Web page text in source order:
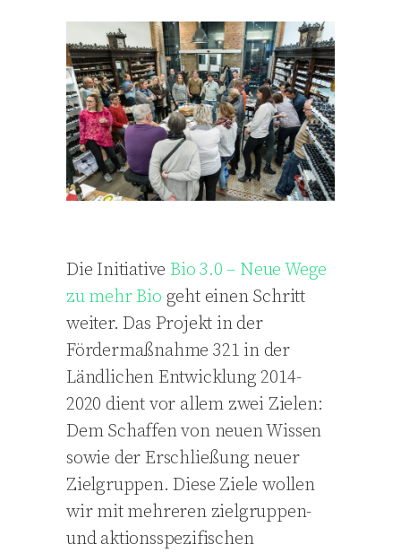
Die InitiativeBio 3.0 – Neue Wege
zu mehr Bio geht einen Schritt
weiter. Das Projekt in der
Fördermaßnahme 321 in der
Ländlichen Entwicklung 2014-
2020 dient vor allem zwei Zielen:
Dem Schaffen von neuen Wissen
sowie der Erschließung neuer
Zielgruppen. Diese Ziele wollen
wir mit mehreren zielgruppen-
und aktionsspezifischen